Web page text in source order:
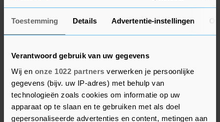
Toestemming Details Advertentie-instellingen
Verantwoord gebruik van uw gegevens
Wij en onze 1022 partners verwerken je persoonlijke
gegevens (bijv. uw IP-adres) met behulp van
technologieën zoals cookies om informatie op uw
apparaat op te slaan en te gebruiken met als doel
gepersonaliseerde advertenties en content, metingen aan
Overige vragen beantwoordt KLM pas zodra de
prioriteitvragen zijn behandeld. Wie vragen heeft
het omboeken van vluchten zal hierdoor
mogelijk meerdere dagen op een antwoord
moeten wachten.